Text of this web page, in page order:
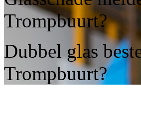
Trompbuurt?
Dubbel glas
Trompbuurt?